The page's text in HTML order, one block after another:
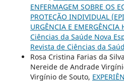
ENFERMAGEM SOBRE OS
PROTEÇÃO INDIVIDUAL
URGÊNCIA E EMERGÊNCIA
Ciências da Saúde Nova
Revista de Ciências da
Rosa Cristina Farias da
Nereide de Andrade
Virgínio de Souto,